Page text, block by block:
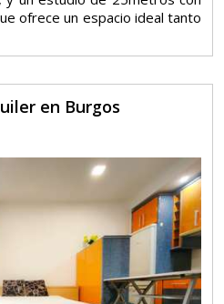
ofrece un espacio ideal tanto
en Burgos